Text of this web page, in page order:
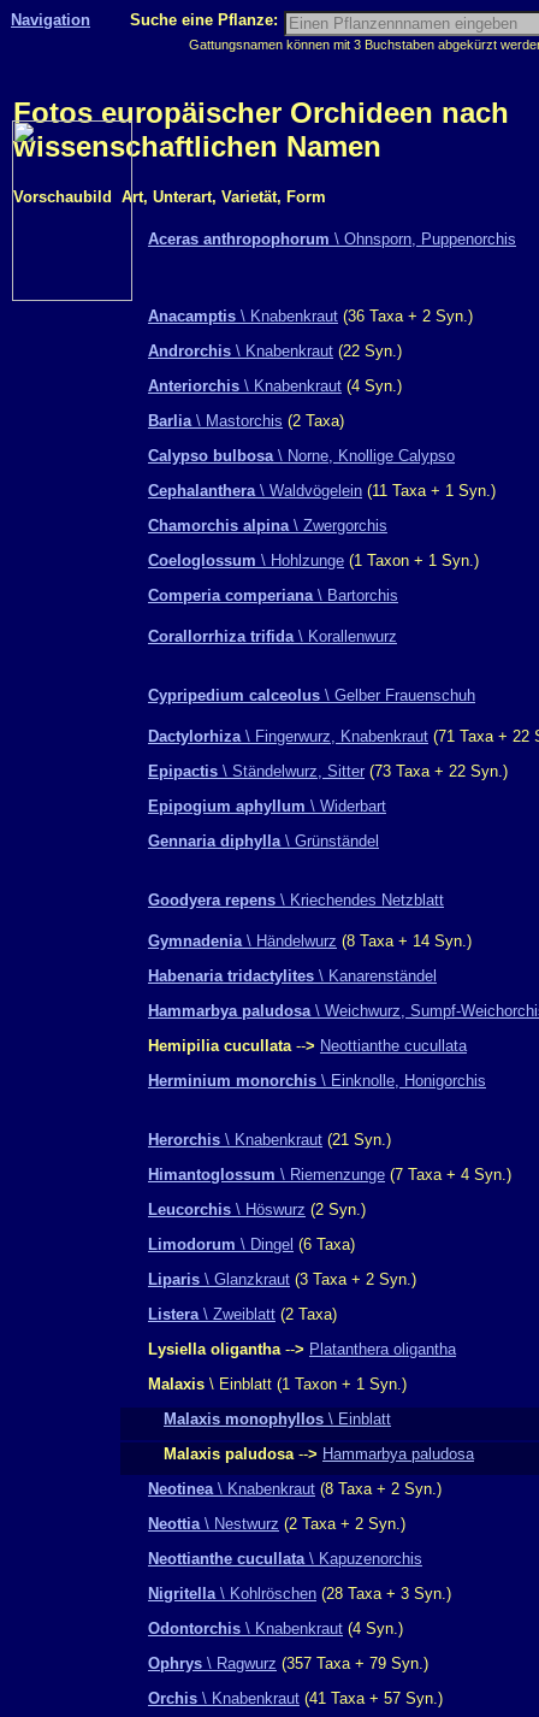
Navigation Suche eine Pflanze:
Gattungsnamen können mit 3 Buchstaben abgekürzt
Fotos europäischer Orchideen nach
wissenschaftlichen Namen
Vorschaubild Art, Unterart, Varietät, Form
Aceras anthropophorum \ Ohnsporn, Puppenorchis
Anacamptis \ Knabenkraut (36 Taxa + 2 Syn.)
Androrchis \ Knabenkraut (22 Syn.)
Anteriorchis \ Knabenkraut (4 Syn.)
Barlia \ Mastorchis (2 Taxa)
Calypso bulbosa \ Norne, Knollige Calypso
Cephalanthera \ Waldvögelein (11 Taxa + 1 Syn.)
Chamorchis alpina \ Zwergorchis
Coeloglossum \ Hohlzunge (1 Taxon + 1 Syn.)
Comperia comperiana \ Bartorchis
Corallorrhiza trifida \ Korallenwurz
Cypripedium calceolus \ Gelber Frauenschuh
Dactylorhiza \ Fingerwurz, Knabenkraut (71 Taxa + 22
Epipactis \ Ständelwurz, Sitter (73 Taxa + 22 Syn.)
Epipogium aphyllum \ Widerbart
Gennaria diphylla \ Grünständel
Goodyera repens \ Kriechendes Netzblatt
Gymnadenia \ Händelwurz (8 Taxa + 14 Syn.)
Habenaria tridactylites \ Kanarenständel
Hammarbya paludosa \ Weichwurz, Sumpf-
Hemipilia cucullata --> Neottianthe cucullata
Herminium monorchis \ Einknolle, Honigorchis
Herorchis \ Knabenkraut (21 Syn.)
Himantoglossum \ Riemenzunge (7 Taxa + 4 Syn.)
Leucorchis \ Höswurz (2 Syn.)
Limodorum \ Dingel (6 Taxa)
Liparis \ Glanzkraut (3 Taxa + 2 Syn.)
Listera \ Zweiblatt (2 Taxa)
Lysiella oligantha --> Platanthera oligantha
Malaxis \ Einblatt (1 Taxon + 1 Syn.)
Malaxis monophyllos \ Einblatt
Malaxis paludosa --> Hammarbya paludosa
Neotinea \ Knabenkraut (8 Taxa + 2 Syn.)
Neottia \ Nestwurz (2 Taxa + 2 Syn.)
Neottianthe cucullata \ Kapuzenorchis
Nigritella \ Kohlröschen (28 Taxa + 3 Syn.)
Odontorchis \ Knabenkraut (4 Syn.)
Ophrys \ Ragwurz (357 Taxa + 79 Syn.)
Orchis \ Knabenkraut (41 Taxa + 57 Syn.)